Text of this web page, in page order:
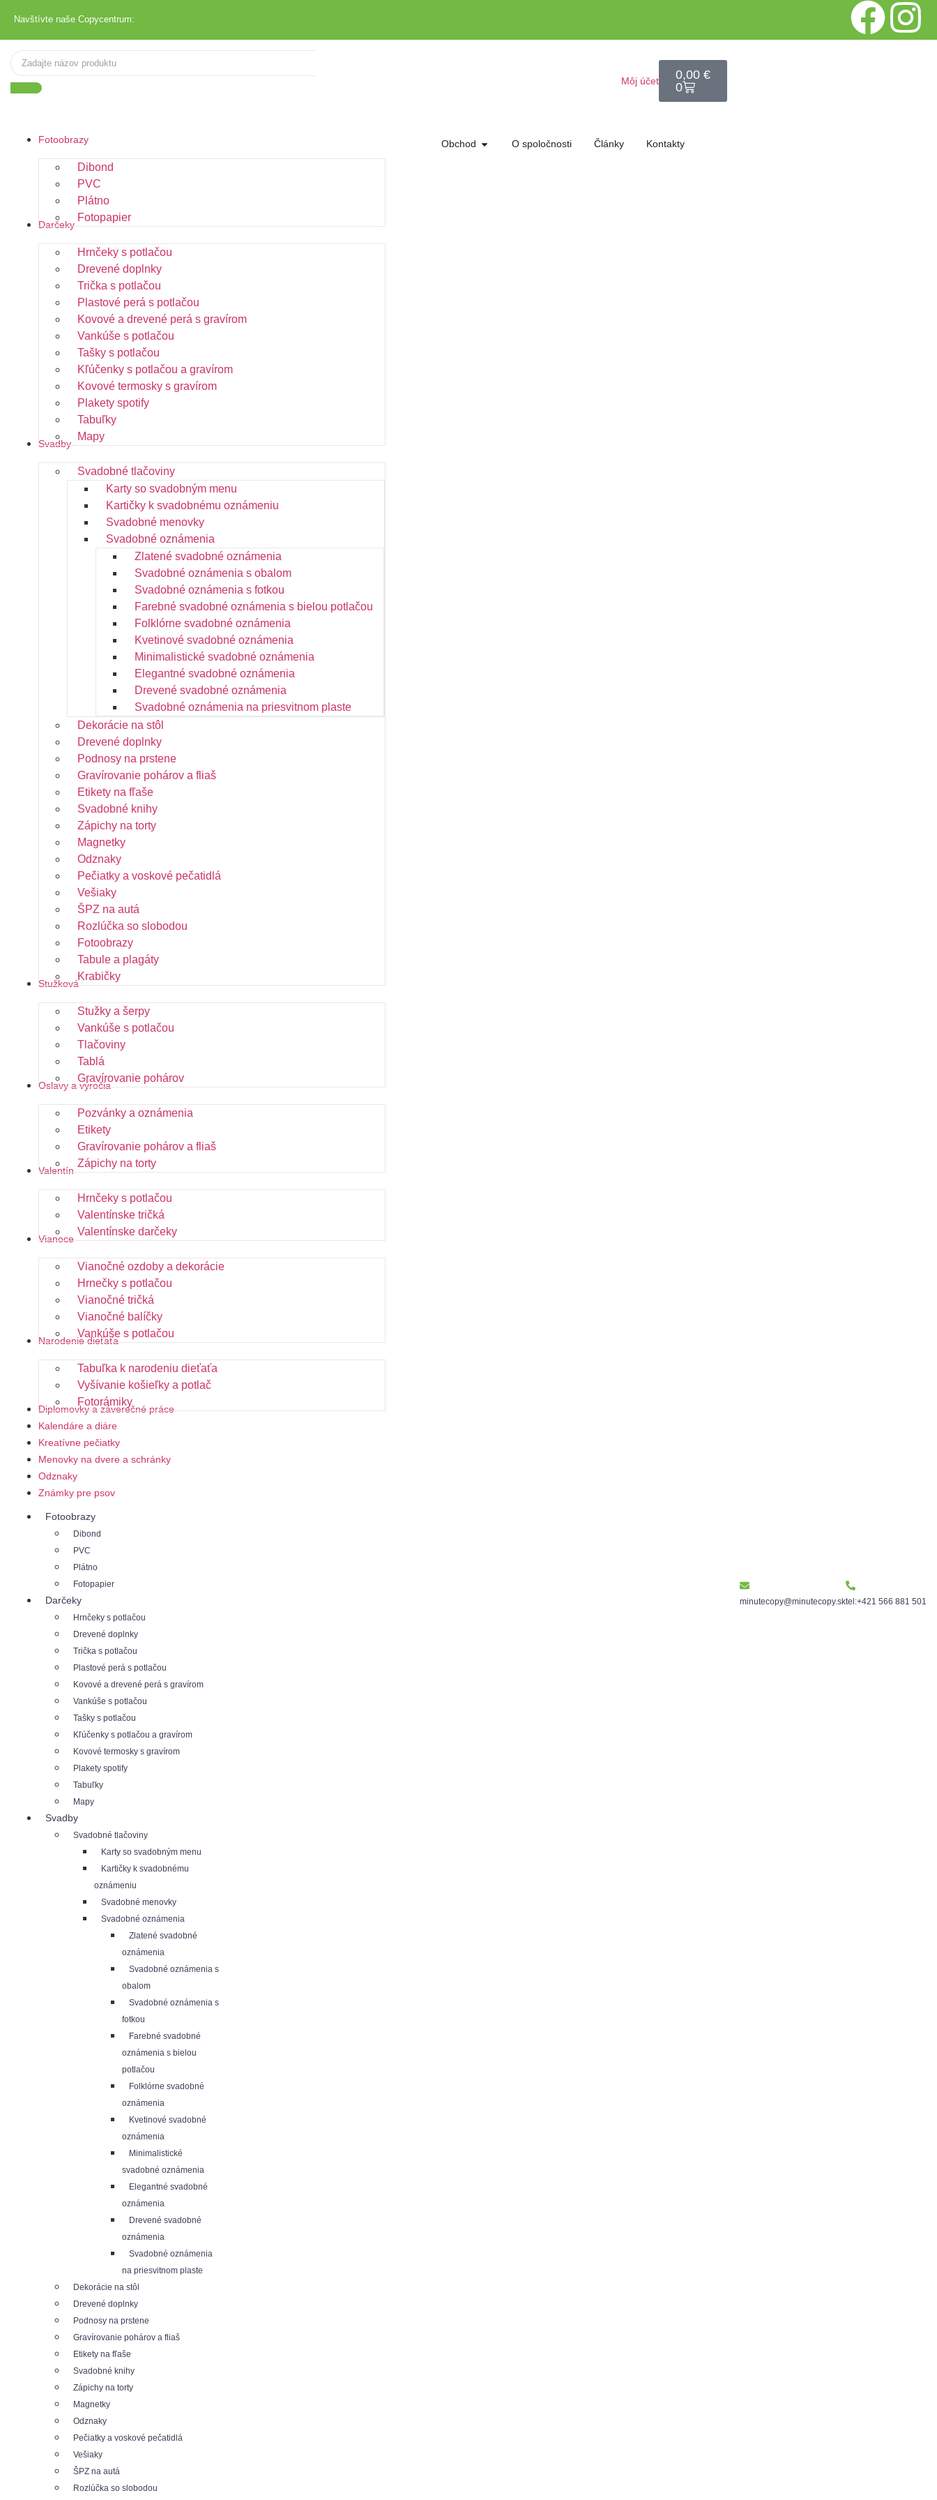
Navštívte naše Copycentrum:
Môj účet 0,00 €
0
Fotoobrazy
Dibond
PVC
Plátno
Fotopapier
Darčeky
Hrnčeky s potlačou
Drevené doplnky
Trička s potlačou
Plastové perá s potlačou
Kovové a drevené perá s gravírom
Vankúše s potlačou
Tašky s potlačou
Kľúčenky s potlačou a gravírom
Kovové termosky s gravírom
Plakety spotify
Tabuľky
Mapy
Svadby
Svadobné tlačoviny
Karty so svadobným menu
Kartičky k svadobnému oznámeniu
Svadobné menovky
Svadobné oznámenia
Zlatené svadobné oznámenia
Svadobné oznámenia s obalom
Svadobné oznámenia s fotkou
Farebné svadobné oznámenia s bielou potlačou
Folklórne svadobné oznámenia
Kvetinové svadobné oznámenia
Minimalistické svadobné oznámenia
Elegantné svadobné oznámenia
Drevené svadobné oznámenia
Svadobné oznámenia na priesvitnom plaste
Dekorácie na stôl
Drevené doplnky
Podnosy na prstene
Gravírovanie pohárov a fliaš
Etikety na fľaše
Svadobné knihy
Zápichy na torty
Magnetky
Odznaky
Pečiatky a voskové pečatidlá
Vešiaky
ŠPZ na autá
Rozlúčka so slobodou
Fotoobrazy
Tabule a plagáty
Krabičky
Stužková
Stužky a šerpy
Vankúše s potlačou
Tlačoviny
Tablá
Gravírovanie pohárov
Oslavy a výročia
Pozvánky a oznámenia
Etikety
Gravírovanie pohárov a fliaš
Zápichy na torty
Valentín
Hrnčeky s potlačou
Valentínske tričká
Valentínske darčeky
Vianoce
Vianočné ozdoby a dekorácie
Hrnečky s potlačou
Vianočné tričká
Vianočné balíčky
Vankúše s potlačou
Narodenie dieťaťa
Tabuľka k narodeniu dieťaťa
Vyšívanie košieľky a potlač
Fotorámiky
Diplomovky a záverečné práce
Kalendáre a diáre
Kreatívne pečiatky
Menovky na dvere a schránky
Odznaky
Známky pre psov
Fotoobrazy
Dibond
PVC
Plátno
Fotopapier
Darčeky
Hrnčeky s potlačou
Drevené doplnky
Trička s potlačou
Plastové perá s potlačou
Kovové a drevené perá s gravírom
Vankúše s potlačou
Tašky s potlačou
Kľúčenky s potlačou a gravírom
Kovové termosky s gravírom
Plakety spotify
Tabuľky
Mapy
Svadby
Svadobné tlačoviny
Karty so svadobným menu
Kartičky k svadobnému
oznámeniu
Svadobné menovky
Svadobné oznámenia
Zlatené svadobné
oznámenia
Svadobné oznámenia s
obalom
Svadobné oznámenia s
fotkou
Farebné svadobné
oznámenia s bielou
potlačou
Folklórne svadobné
oznámenia
Kvetinové svadobné
oznámenia
Minimalistické
svadobné oznámenia
Elegantné svadobné
oznámenia
Drevené svadobné
oznámenia
Svadobné oznámenia
na priesvitnom plaste
Dekorácie na stôl
Drevené doplnky
Podnosy na prstene
Gravírovanie pohárov a fliaš
Etikety na fľaše
Svadobné knihy
Zápichy na torty
Magnetky
Odznaky
Pečiatky a voskové pečatidlá
Vešiaky
ŠPZ na autá
Rozlúčka so slobodou
Obchod O spoločnosti Články Kontakty
minutecopy@minutecopy.sktel:+421 566 881 501